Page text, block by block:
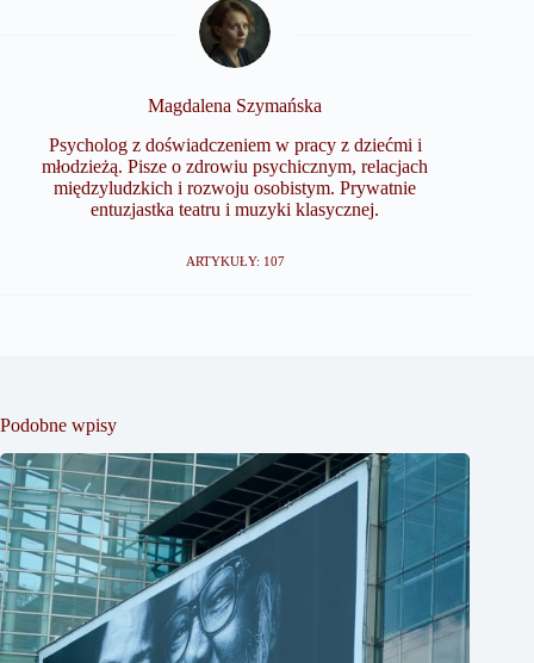
Magdalena Szymańska
Psycholog z doświadczeniem w pracy z dziećmi i
młodzieżą. Pisze o zdrowiu psychicznym, relacjach
międzyludzkich i rozwoju osobistym. Prywatnie
entuzjastka teatru i muzyki klasycznej.
ARTYKUŁY: 107
Podobne wpisy